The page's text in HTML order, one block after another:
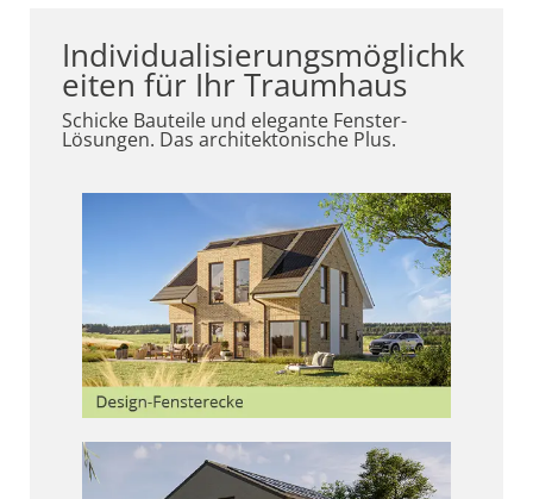
Individualisierungsmöglichk
eiten für Ihr Traumhaus
Schicke Bauteile und elegante Fenster-
Lösungen. Das architektonische Plus.